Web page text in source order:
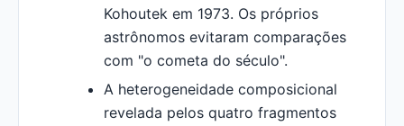
Kohoutek em 1973. Os próprios
astrônomos evitaram comparações
com "o cometa do século".
A heterogeneidade composicional
revelada pelos quatro fragmentos